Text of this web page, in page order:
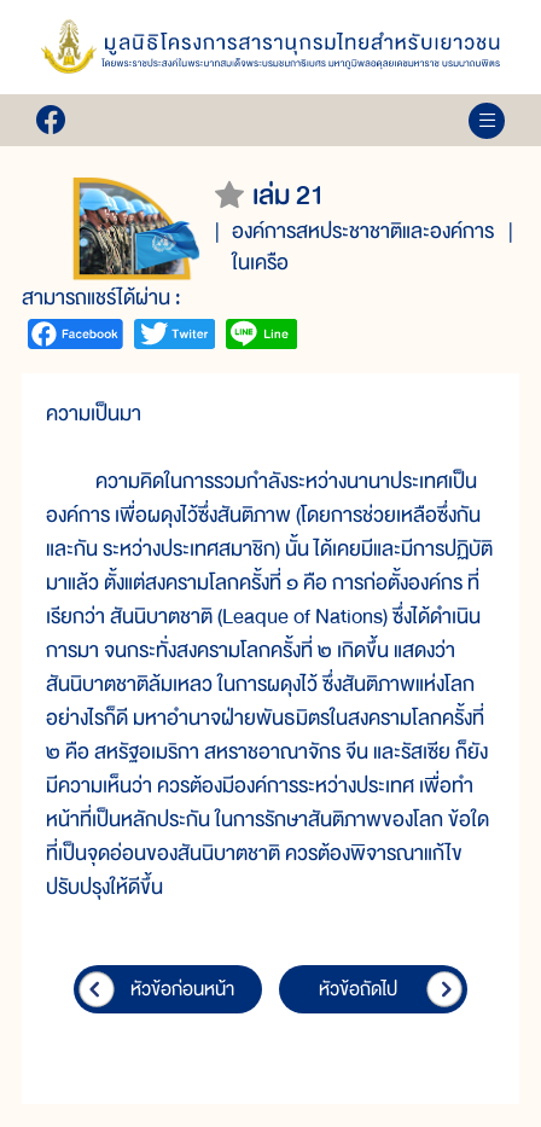
เล่ม 21
องค์การสหประชาชาติและองค์การ
ในเครือ
สามารถแชร์ได้ผ่าน :
ความเป็นมา
ความคิดในการรวมกำลังระหว่างนานาประเทศเป็น
องค์การ เพื่อผดุงไว้ซึ่งสันติภาพ (โดยการช่วยเหลือซึ่งกัน
และกัน ระหว่างประเทศสมาชิก) นั้น ได้เคยมีและมีการปฏิบัติ
มาแล้ว ตั้งแต่สงครามโลกครั้งที่ ๑ คือ การก่อตั้งองค์กร ที่
เรียกว่า สันนิบาตชาติ (Leaque of Nations) ซึ่งได้ดำเนิน
การมา จนกระทั่งสงครามโลกครั้งที่ ๒ เกิดขึ้น แสดงว่า
สันนิบาตชาติล้มเหลว ในการผดุงไว้ ซึ่งสันติภาพแห่งโลก
อย่างไรก็ดี มหาอำนาจฝ่ายพันธมิตรในสงครามโลกครั้งที่
๒ คือ สหรัฐอเมริกา สหราชอาณาจักร จีน และรัสเซีย ก็ยัง
มีความเห็นว่า ควรต้องมีองค์การระหว่างประเทศ เพื่อทำ
หน้าที่เป็นหลักประกัน ในการรักษาสันติภาพของโลก ข้อใด
ที่เป็นจุดอ่อนของสันนิบาตชาติ ควรต้องพิจารณาแก้ไข
ปรับปรุงให้ดีขึ้น
หัวข้อก่อนหน้า หัวข้อถัดไป